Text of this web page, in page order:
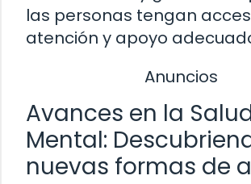
las personas tengan
atención y apoyo
Anuncios
Avances en la
Mental:
nuevas formas de